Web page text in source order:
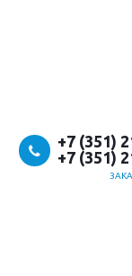
+7 (351)
+7 (351)